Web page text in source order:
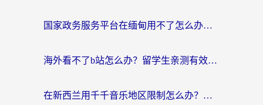
国家政务服务平台在缅甸用不了怎么办？海外华人必看的回国加速全攻略
海外看不了b站怎么办？留学生亲测有效的回国加速器选择攻略，解决豆瓣音乐、美团外卖难题
在新西兰用千千音乐地区限制怎么办？海外华人必备的回国加速解决方案